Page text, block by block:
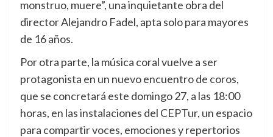
monstruo, muere”, una inquietante obra del
director Alejandro Fadel, apta solo para mayores
de 16 años.
Por otra parte, la música coral vuelve a ser
protagonista en un nuevo encuentro de coros,
que se concretará este domingo 27, a las 18:00
horas, en las instalaciones del CEPTur, un espacio
para compartir voces, emociones y repertorios